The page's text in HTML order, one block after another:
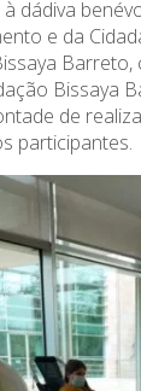
dádiva
e da
Bissaya
de
participantes.